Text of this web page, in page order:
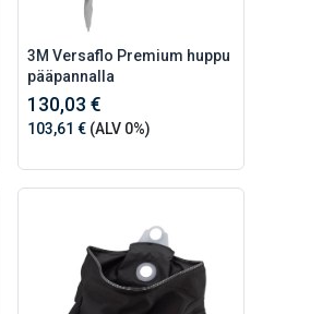
3M Versaflo Premium huppu
pääpannalla
130,03 €
103,61 € (ALV 0%)